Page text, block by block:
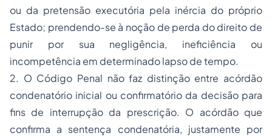
ou da pretensão executória pela inércia do próprio
Estado; prendendo-se à noção de perda do direito de
punir por sua negligência, ineficiência ou
incompetência em determinado lapso de tempo.
2. O Código Penal não faz distinção entre acórdão
condenatório inicial ou confirmatório da decisão para
fins de interrupção da prescrição. O acórdão que
confirma a sentença condenatória, justamente por